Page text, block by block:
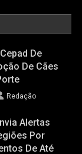
De
De Cães
Redação
Alertas
Por
De Até